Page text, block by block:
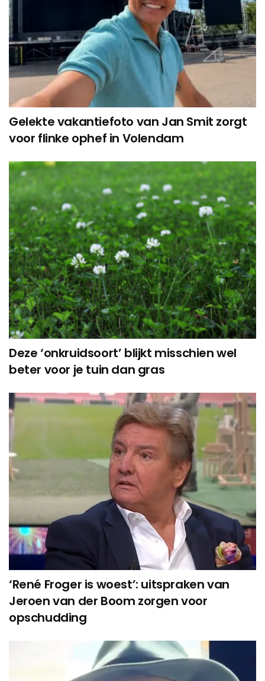
Gelekte vakantiefoto van Jan Smit zorgt
voor flinke ophef in Volendam
Deze ‘onkruidsoort’ blijkt misschien wel
beter voor je tuin dan gras
‘René Froger is woest’: uitspraken van
Jeroen van der Boom zorgen voor
opschudding